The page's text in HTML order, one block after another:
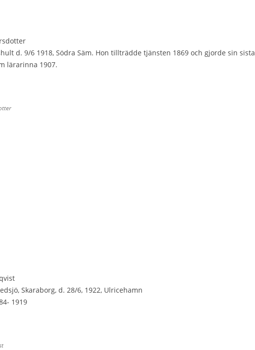
d. 9/6 1918, Södra Säm. Hon tillträdde tjänsten 1869 och gjorde sin sista
lärarinna 1907.
Skaraborg, d. 28/6, 1922, Ulricehamn
1919